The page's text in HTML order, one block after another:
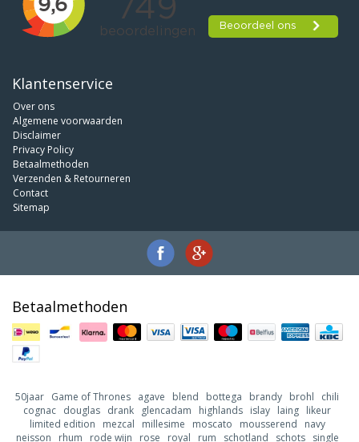
Klantenservice
Over ons
Algemene voorwaarden
Disclaimer
Privacy Policy
Betaalmethoden
Verzenden & Retourneren
Contact
Sitemap
Betaalmethoden
50jaar Game of Thrones agave blend bottega brandy brohl
chili
cognac douglas drank glencadam highlands islay laing likeur
limited edition
mezcal millesime moscato mousserend
navy
neisson
rhum rode wijn rose royal rum schotland schots single